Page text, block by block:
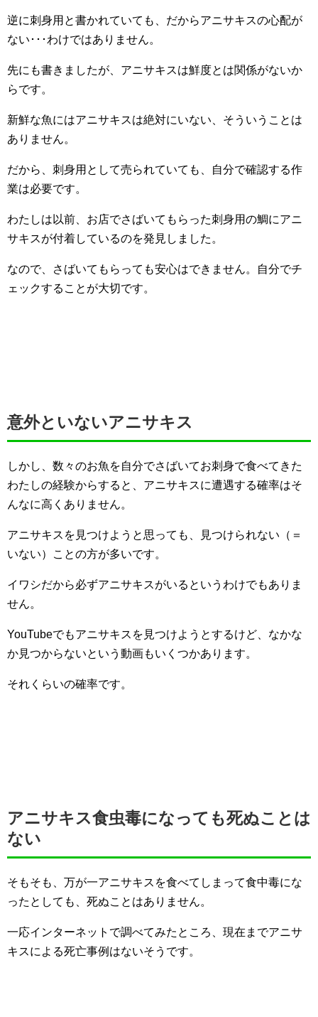
逆に刺身用と書かれていても、だからアニサキスの心配が
ない･･･わけではありません。
先にも書きましたが、アニサキスは鮮度とは関係がないか
らです。
新鮮な魚にはアニサキスは絶対にいない、そういうことは
ありません。
だから、刺身用として売られていても、自分で確認する作
業は必要です。
わたしは以前、お店でさばいてもらった刺身用の鯛にアニ
サキスが付着しているのを発見しました。
なので、さばいてもらっても安心はできません。自分でチ
ェックすることが大切です。
意外といないアニサキス
しかし、数々のお魚を自分でさばいてお刺身で食べてきた
わたしの経験からすると、アニサキスに遭遇する確率はそ
んなに高くありません。
アニサキスを見つけようと思っても、見つけられない（＝
いない）ことの方が多いです。
イワシだから必ずアニサキスがいるというわけでもありま
せん。
YouTubeでもアニサキスを見つけようとするけど、なかな
か見つからないという動画もいくつかあります。
それくらいの確率です。
アニサキス食虫毒になっても死ぬことは
ない
そもそも、万が一アニサキスを食べてしまって食中毒にな
ったとしても、死ぬことはありません。
一応インターネットで調べてみたところ、現在までアニサ
キスによる死亡事例はないそうです。